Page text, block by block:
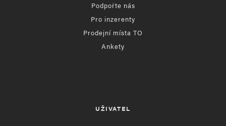
Podpořte nás
Pro inzerenty
Prodejní místa TO
Ankety
UŽIVATEL